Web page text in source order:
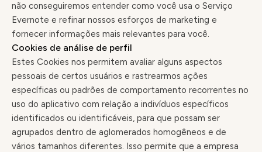
não conseguiremos entender como você usa o Serviço
Evernote e refinar nossos esforços de marketing e
fornecer informações mais relevantes para você.
Cookies de análise de perfil
Estes Cookies nos permitem avaliar alguns aspectos
pessoais de certos usuários e rastrearmos ações
específicas ou padrões de comportamento recorrentes no
uso do aplicativo com relação a indivíduos específicos
identificados ou identificáveis, para que possam ser
agrupados dentro de aglomerados homogêneos e de
vários tamanhos diferentes. Isso permite que a empresa